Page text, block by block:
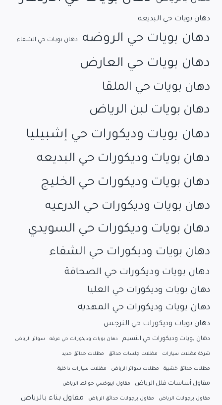
دهان بويات حي البديعه
دهان بويات حي الروضه دهان بويات حي الشفاء
دهان بويات حي العارض
دهان بويات حي الملقا
دهان بويات لبن الرياض
دهان بويات وديكورات حي إشبيليا
دهان بويات وديكورات حي البديعه
دهان بويات وديكورات حي الخليج
دهان بويات وديكورات حي الدرعيه
دهان بويات وديكورات حي السويدي
دهان بويات وديكورات حي الشفاء
دهان بويات وديكورات حي الصحافة
دهان بويات وديكورات حي العليا
دهان بويات وديكورات حي المهديه
دهان بويات وديكورات حي النرجس
دهان بويات وديكورات حي النسيم دهان بويات وديكورات حي عرقه سواتر الرياض
شركة مظلات سيارات مظلات جلسات حدائق مظلات حدائق حديد
مظلات حدائق خشبية مظلات سواتر الرياض مظلات سيارات داخلية
مقاول أساسات فلل الرياض مقاول ايبوكسي حوائط الرياض
مقاول برجولات الرياض مقاول برجولات حدائق الرياض مقاول بناء بالرياض